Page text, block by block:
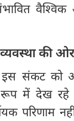
की
संकट को
में देख रहे
परिणाम